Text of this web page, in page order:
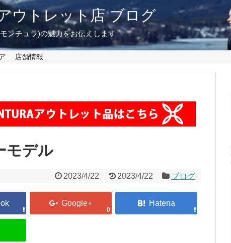
ウトレット店 ブログ
ンチュラ)の魅力をお伝えします
店舗情報
モデル
2023/4/22 2023/4/22 ブログ
0